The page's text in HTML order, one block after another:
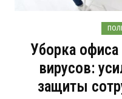
Уборка
вирусов:
защиты